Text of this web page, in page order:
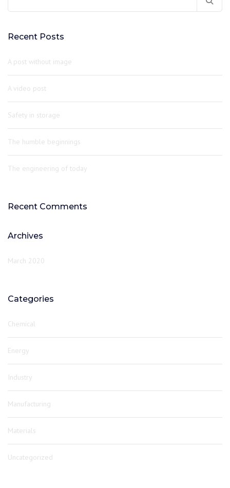
Recent Posts
A post without image
A video post
Safety in storage
The humble beginnings
The engineering of today
Recent Comments
Archives
March 2020
Categories
Chemical
Energy
Industry
Manufacturing
Materials
Uncategorized